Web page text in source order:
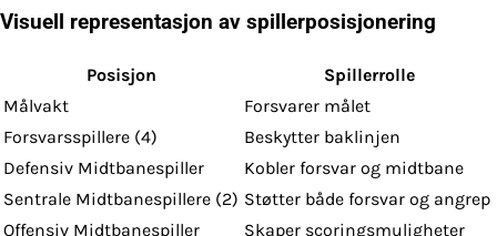
Visuell representasjon av spillerposisjonering
Posisjon
Spillerrolle
Målvakt
Forsvarer målet
Forsvarsspillere (4)
Beskytter baklinjen
Defensiv Midtbanespiller
Kobler forsvar og midtbane
Sentrale Midtbanespillere (2) Støtter både forsvar og angrep
Offensiv Midtbanespiller
Skaper scoringsmuligheter